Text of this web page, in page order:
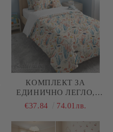
КОМПЛЕКТ ЗА
ЕДИНИЧНО ЛЕГЛО,
МОРСКО ДЪНО, 100%
(ПОПЛИН), 3 ЧАСТИ
€37.84 74.01лв.